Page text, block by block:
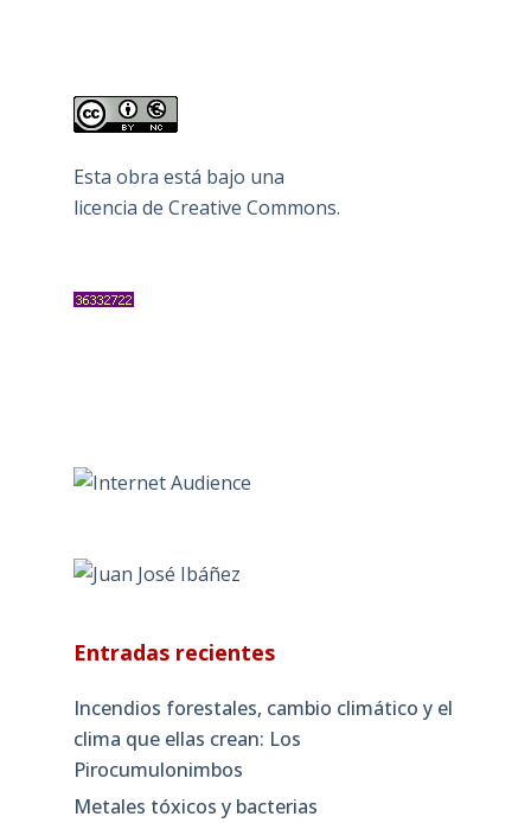
Esta obra está bajo una
licencia de Creative Commons.
Entradas recientes
Incendios forestales, cambio climático y el
clima que ellas crean: Los
Pirocumulonimbos
Metales tóxicos y bacterias